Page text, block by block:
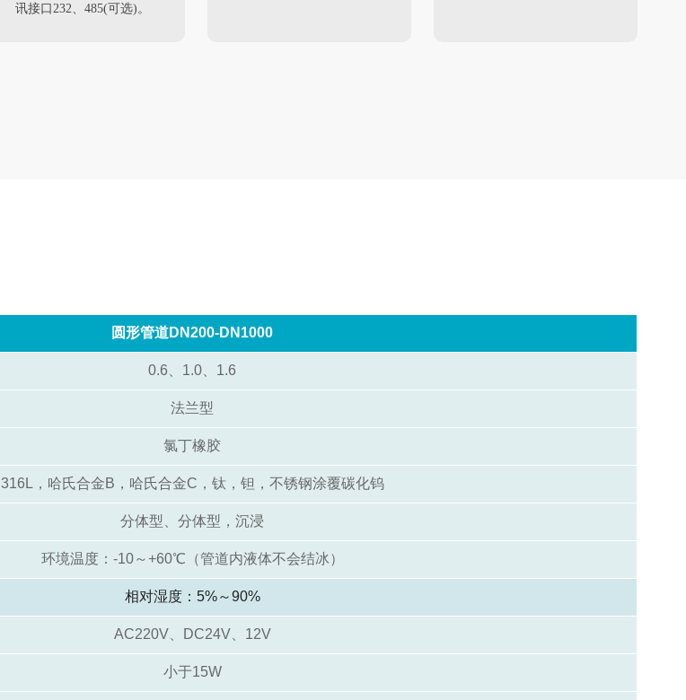
讯接口232、485(可选)。
圆形管道DN200-DN1000
0.6、1.0、1.6
法兰型
氯丁橡胶
316L，哈氏合金B，哈氏合金C，钛，钽，不锈钢涂覆碳化钨
分体型、分体型，沉浸
环境温度：-10～+60℃（管道内液体不会结冰）
相对湿度：5%～90%
AC220V、DC24V、12V
小于15W